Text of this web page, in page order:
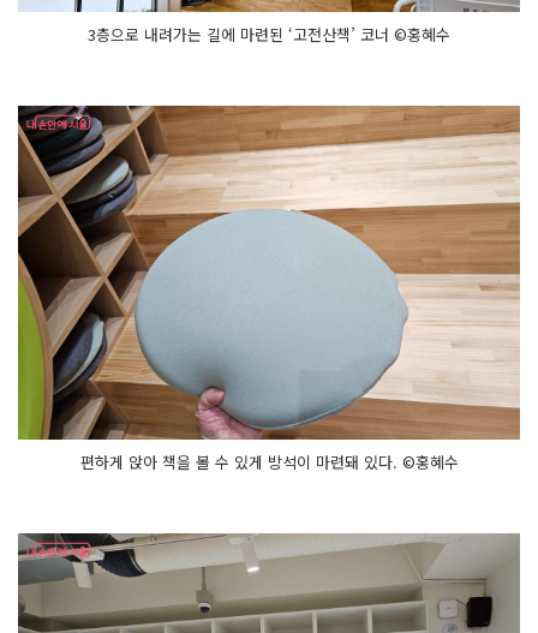
3층으로 내려가는 길에 마련된 ‘고전산책’ 코너 ©홍혜수
편하게 앉아 책을 볼 수 있게 방석이 마련돼 있다. ©홍혜수